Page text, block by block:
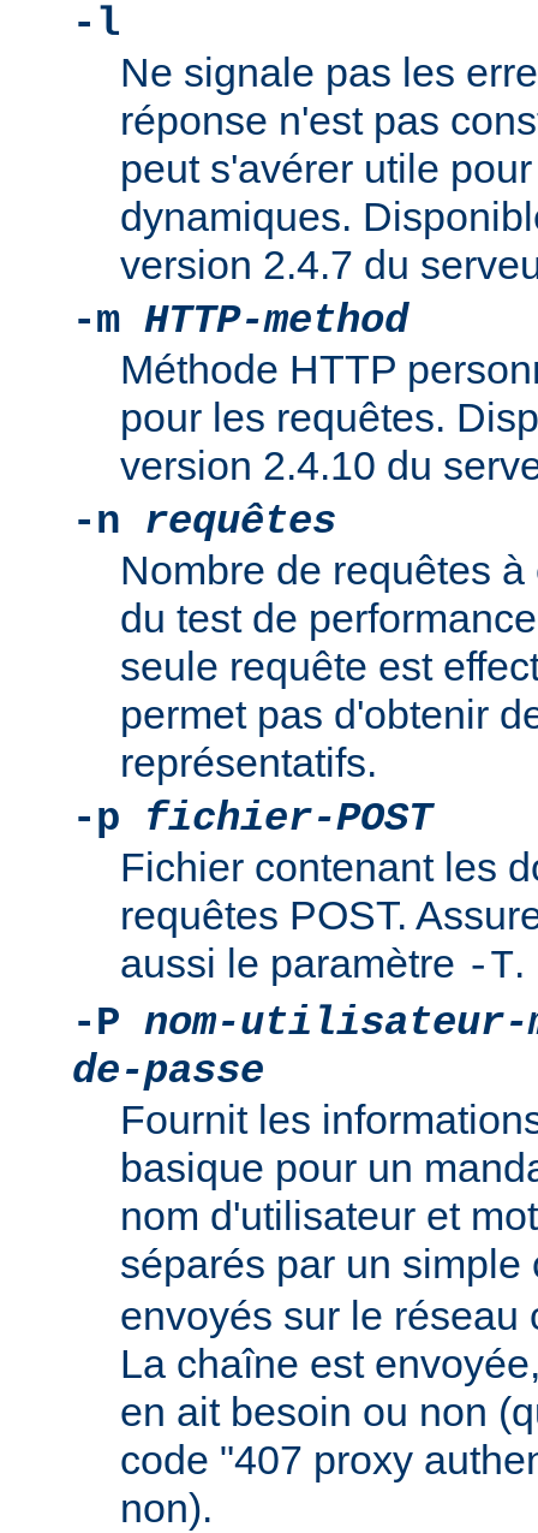
-l
Ne signale pas les
réponse n'est pas
peut s'avérer utile
dynamiques.
version 2.4.7 du
-m HTTP-method
Méthode HTTP
pour les requêtes.
version 2.4.10 du
-n requêtes
Nombre de requêtes
du test de
seule requête est
permet pas d'obtenir
représentatifs.
-p fichier-POST
Fichier contenant les
requêtes POST.
aussi le paramètre -T.
-P nom-utilisateur-
de-passe
Fournit les
basique pour un
nom d'utilisateur et
séparés par un
envoyés sur le réseau
La chaîne est
en ait besoin ou non
code "407 proxy
non).